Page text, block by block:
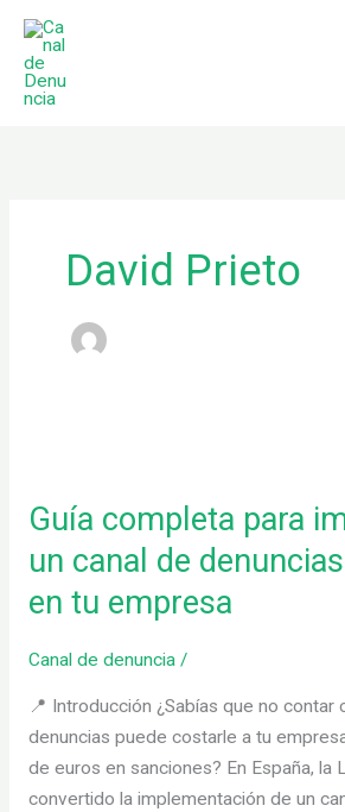
contenido
David Prieto
Guía completa para
un canal de
en tu empresa
Canal de denuncia/
📍 Introducción ¿Sabías que no contar
denuncias puede costarle a tu
de euros en sanciones? En España, la
convertido la implementación de un
para
un
canal
denuncias
efectivo
en
tu
empresa